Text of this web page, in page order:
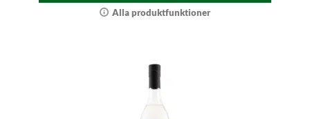
Alla produktfunktioner